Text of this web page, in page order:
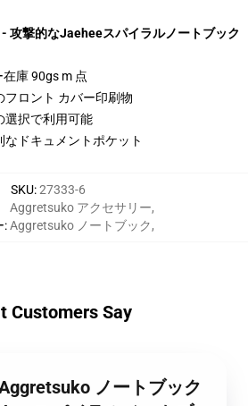
攻撃的なJaeheeスパイラルノートブック
庫 90gs m 点
ロント カバー印刷物
選択で利用可能
ドキュメントポケット
SKU:27333-6
:
Aggretsuko アクセサリー,
Aggretsuko ノートブック,
Customers Say
ノートブック